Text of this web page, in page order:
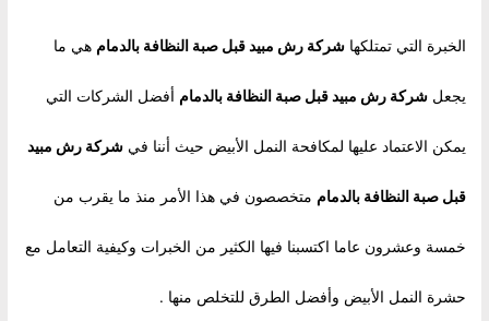
الخبرة التي تمتلكهاشركة رش مبيد قبل صبة النظافة بالدمام هي ما
يجعلشركة رش مبيد قبل صبة النظافة بالدمام أفضل الشركات التي
يمكن الاعتماد عليها لمكافحة النمل الأبيض حيث أننا فيشركة رش مبيد
قبل صبة النظافة بالدمام متخصصون في هذا الأمر منذ ما يقرب من
خمسة وعشرون عاما اكتسبنا فيها الكثير من الخبرات وكيفية التعامل مع
حشرة النمل الأبيض وأفضل الطرق للتخلص منها .